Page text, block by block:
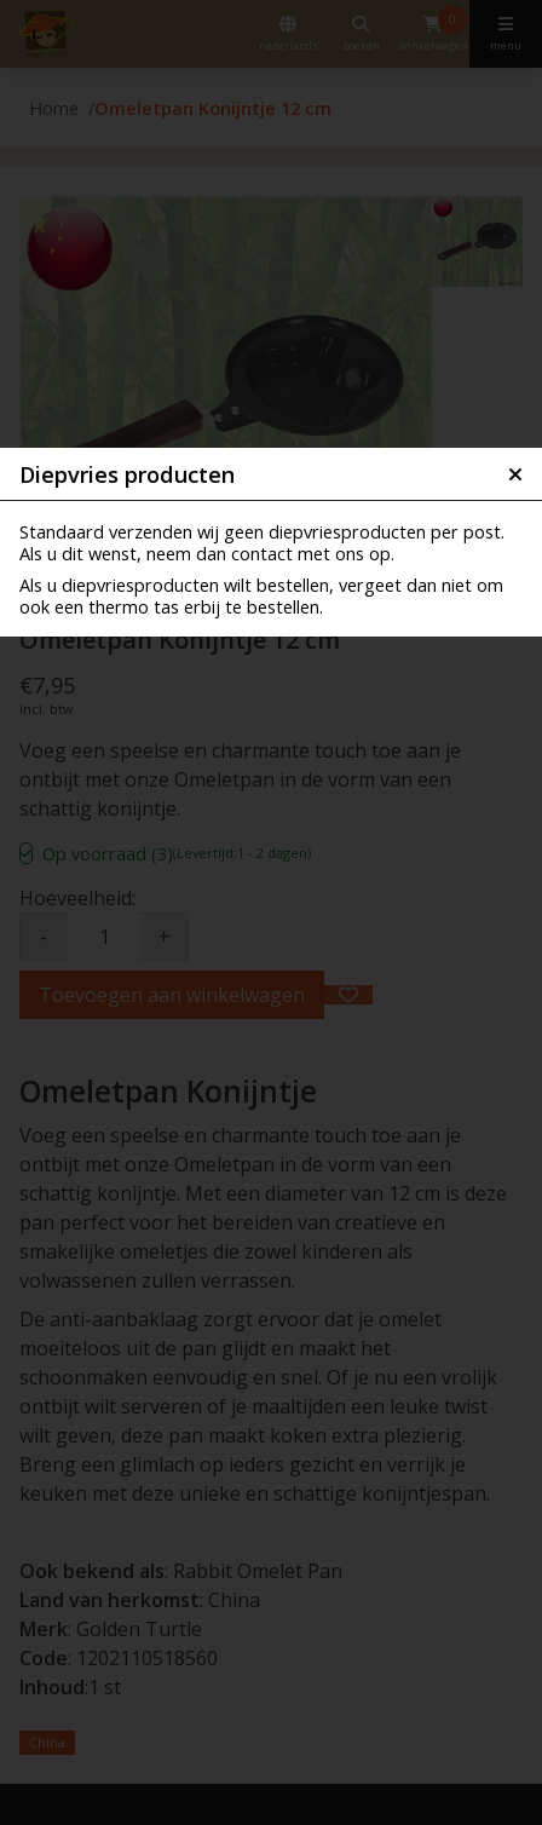
nederlands zoeken
0
winkelwagen menu
Diepvries producten
Standaard verzenden wij geen diepvriesproducten per post.
Als u dit wenst, neem dan contact met ons op.
Als u diepvriesproducten wilt bestellen, vergeet dan niet om
ook een thermo tas erbij te bestellen.
Home Omeletpan Konijntje 12 cm
Omeletpan Konijntje 12 cm
€7,95
Incl. btw
Voeg een speelse en charmante touch toe aan je
ontbijt met onze Omeletpan in de vorm van een
schattig konijntje.
Op voorraad (3)(Levertijd:1 - 2 dagen)
Hoeveelheid:
-
+
Toevoegen aan winkelwagen
Omeletpan Konijntje
Voeg een speelse en charmante touch toe aan je
ontbijt met onze Omeletpan in de vorm van een
schattig konijntje. Met een diameter van 12 cm is deze
pan perfect voor het bereiden van creatieve en
smakelijke omeletjes die zowel kinderen als
volwassenen zullen verrassen.
De anti-aanbaklaag zorgt ervoor dat je omelet
moeiteloos uit de pan glijdt en maakt het
schoonmaken eenvoudig en snel. Of je nu een vrolijk
ontbijt wilt serveren of je maaltijden een leuke twist
wilt geven, deze pan maakt koken extra plezierig.
Breng een glimlach op ieders gezicht en verrijk je
keuken met deze unieke en schattige konijntjespan.
Ook bekend als: Rabbit Omelet Pan
Land van herkomst: China
Merk: Golden Turtle
Code: 1202110518560
Inhoud:1 st
China